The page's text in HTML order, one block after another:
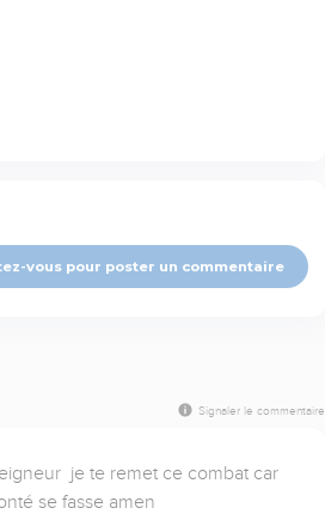
vous pour poster un commentaire
Signaler le commentaire
je te remet ce combat car
se fasse amen